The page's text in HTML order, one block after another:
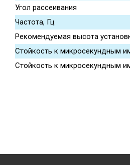
Угол рассеивания
Частота, Гц
Рекомендуемая высота
Стойкость к микросекундным
Стойкость к микросекундным